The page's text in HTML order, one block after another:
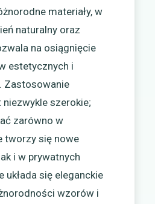
materiały, w
naturalny oraz
na osiągnięcie
estetycznych i
Zastosowanie
szerokie;
zarówno w
tworzy się nowe
i w prywatnych
układa się eleganckie
wzorów i